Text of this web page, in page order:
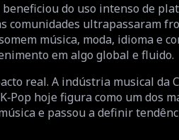
do uso intenso de
comunidades ultrapassaram
música, moda, idioma e
em algo global e fluido.
real. A indústria musical da
hoje figura como um dos
e passou a definir